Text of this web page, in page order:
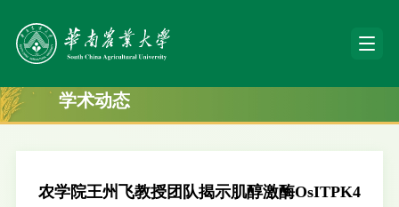
学术动态
农学院王州飞教授团队揭示肌醇激酶OsITPK4